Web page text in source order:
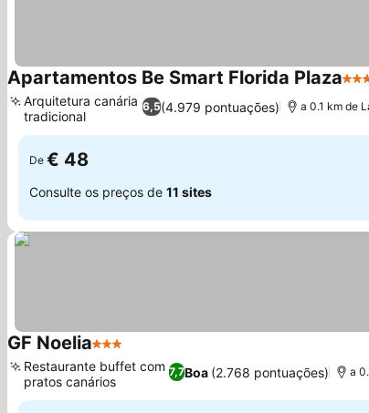
Apartamentos Be Smart Florida Plaza3
6,5(4.979 pontuações)
Arquitetura canária
tradicional
a 0.1 km de
De € 48
Consulte os preços de 11 sites
GF Noelia3 Estrelas
7,7Boa (2.768 pontuações)
Restaurante buffet com
pratos canários
a